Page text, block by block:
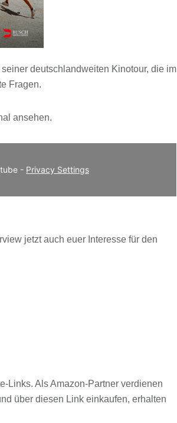
deutschlandweiten Kinotour, die im
Fragen.
ansehen.
- Privacy Settings
jetzt auch euer Interesse für den
Links. Als Amazon-Partner verdienen
über diesen Link einkaufen, erhalten